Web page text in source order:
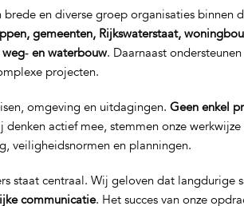
en diverse groep organisaties binnen
gemeenten, Rijkswaterstaat,
en waterbouw. Daarnaast
projecten.
omgeving en uitdagingen.Geen enkel
denken actief mee, stemmen onze
veiligheidsnormen en planningen.
staat centraal. Wij geloven dat langdurige
communicatie. Het succes van onze